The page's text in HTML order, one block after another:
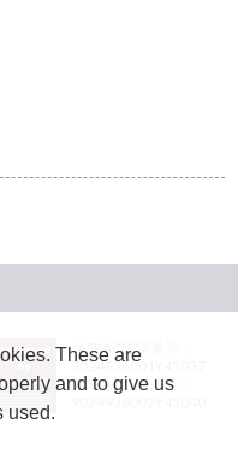
JASRAC許諾番号：
9024936001Y45037
JASRAC許諾番号：
These are
and to give us
used.